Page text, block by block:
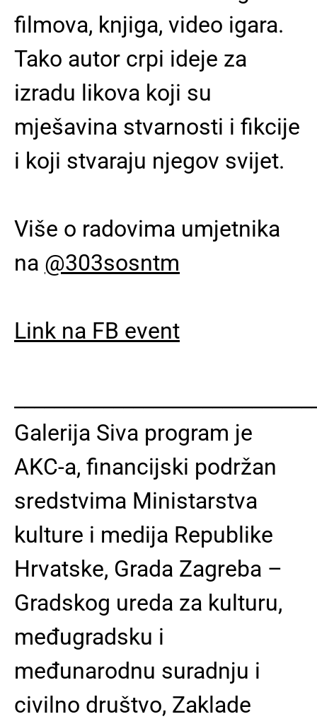
filmova, knjiga, video igara.
Tako autor crpi ideje za
izradu likova koji su
mješavina stvarnosti i fikcije
i koji stvaraju njegov svijet.
Više o radovima umjetnika
na @303sosntm
Link na FB event
Galerija Siva program je
AKC-a, financijski podržan
sredstvima Ministarstva
kulture i medija Republike
Hrvatske, Grada Zagreba –
Gradskog ureda za kulturu,
međugradsku i
međunarodnu suradnju i
civilno društvo, Zaklade